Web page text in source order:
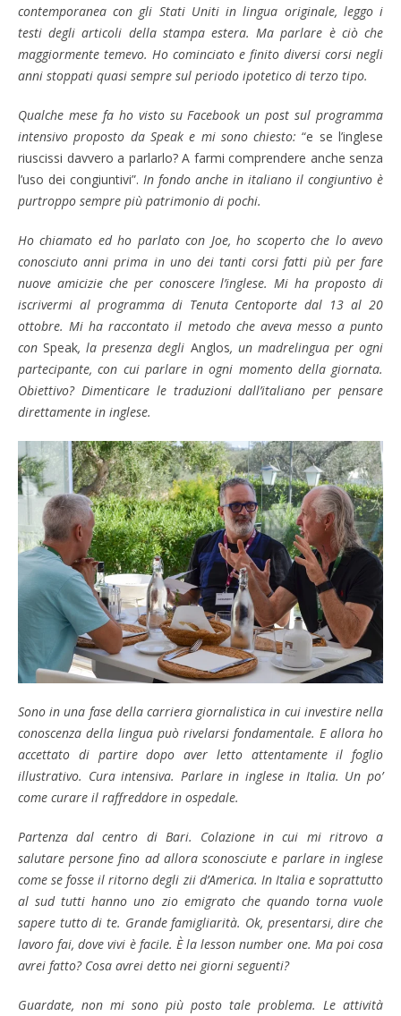
contemporanea con gli Stati Uniti in lingua originale, leggo i
testi degli articoli della stampa estera. Ma parlare è ciò che
maggiormente temevo. Ho cominciato e finito diversi corsi negli
anni stoppati quasi sempre sul periodo ipotetico di terzo tipo.
Qualche mese fa ho visto su Facebook un post sul programma
intensivo proposto da Speak e mi sono chiesto: “e se l’inglese
riuscissi davvero a parlarlo? A farmi comprendere anche senza
l’uso dei congiuntivi”. In fondo anche in italiano il congiuntivo è
purtroppo sempre più patrimonio di pochi.
Ho chiamato ed ho parlato con Joe, ho scoperto che lo avevo
conosciuto anni prima in uno dei tanti corsi fatti più per fare
nuove amicizie che per conoscere l’inglese. Mi ha proposto di
iscrivermi al programma di Tenuta Centoporte dal 13 al 20
ottobre. Mi ha raccontato il metodo che aveva messo a punto
conSpeak, la presenza degli Anglos, un madrelingua per ogni
partecipante, con cui parlare in ogni momento della giornata.
Obiettivo? Dimenticare le traduzioni dall’italiano per pensare
direttamente in inglese.
Sono in una fase della carriera giornalistica in cui investire nella
conoscenza della lingua può rivelarsi fondamentale. E allora ho
accettato di partire dopo aver letto attentamente il foglio
illustrativo. Cura intensiva. Parlare in inglese in Italia. Un po’
come curare il raffreddore in ospedale.
Partenza dal centro di Bari. Colazione in cui mi ritrovo a
salutare persone fino ad allora sconosciute e parlare in inglese
come se fosse il ritorno degli zii d’America. In Italia e soprattutto
al sud tutti hanno uno zio emigrato che quando torna vuole
sapere tutto di te. Grande famigliarità. Ok, presentarsi, dire che
lavoro fai, dove vivi è facile. È la lesson number one. Ma poi cosa
avrei fatto? Cosa avrei detto nei giorni seguenti?
Guardate, non mi sono più posto tale problema. Le attività